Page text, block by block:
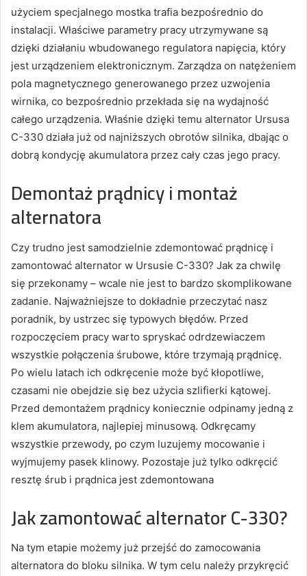
użyciem specjalnego mostka trafia bezpośrednio do
instalacji. Właściwe parametry pracy utrzymywane są
dzięki działaniu wbudowanego regulatora napięcia, który
jest urządzeniem elektronicznym. Zarządza on natężeniem
pola magnetycznego generowanego przez uzwojenia
wirnika, co bezpośrednio przekłada się na wydajność
całego urządzenia. Właśnie dzięki temu alternator Ursusa
C-330 działa już od najniższych obrotów silnika, dbając o
dobrą kondycję akumulatora przez cały czas jego pracy.
Demontaż prądnicy i montaż
alternatora
Czy trudno jest samodzielnie zdemontować prądnicę i
zamontować alternator w Ursusie C-330? Jak za chwilę
się przekonamy – wcale nie jest to bardzo skomplikowane
zadanie. Najważniejsze to dokładnie przeczytać nasz
poradnik, by ustrzec się typowych błędów. Przed
rozpoczęciem pracy warto spryskać odrdzewiaczem
wszystkie połączenia śrubowe, które trzymają prądnicę.
Po wielu latach ich odkręcenie może być kłopotliwe,
czasami nie obejdzie się bez użycia szlifierki kątowej.
Przed demontażem prądnicy koniecznie odpinamy jedną z
klem akumulatora, najlepiej minusową. Odkręcamy
wszystkie przewody, po czym luzujemy mocowanie i
wyjmujemy pasek klinowy. Pozostaje już tylko odkręcić
resztę śrub i prądnica jest zdemontowana
Jak zamontować alternator C-330?
Na tym etapie możemy już przejść do zamocowania
alternatora do bloku silnika. W tym celu należy przykręcić